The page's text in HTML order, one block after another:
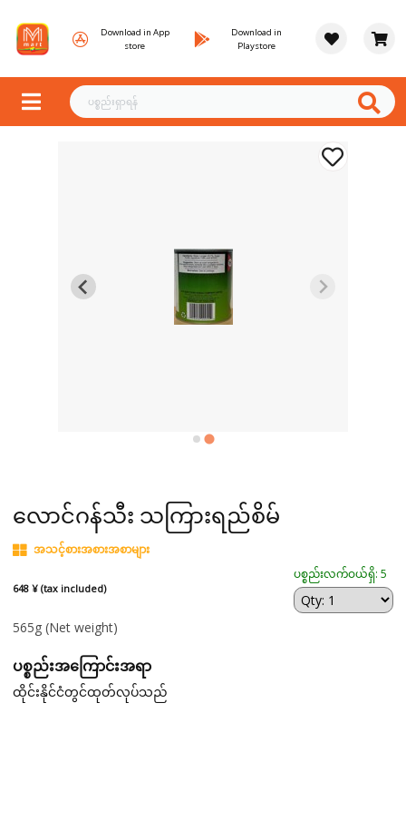
Download in App
store
Download in
Playstore
လောင်ဂန်သီး သကြားရည်စိမ်
အသင့်စားအစားအစာများ
648 ¥ (tax included)
ပစ္စည်းလက်ဝယ်ရှိ: 5
565g (Net weight)
ပစ္စည်းအကြောင်းအရာ
ထိုင်းနိုင်ငံတွင်ထုတ်လုပ်သည်